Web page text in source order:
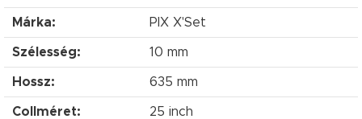
Márka: PIX X'Set
Szélesség: 10 mm
Hossz: 635 mm
Collméret: 25 inch